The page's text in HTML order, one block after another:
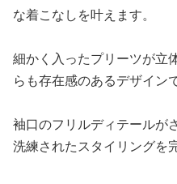
な着こなしを叶えます。
細かく入ったプリーツが立
らも存在感のあるデザインで
袖口のフリルディテールが
洗練されたスタイリングを